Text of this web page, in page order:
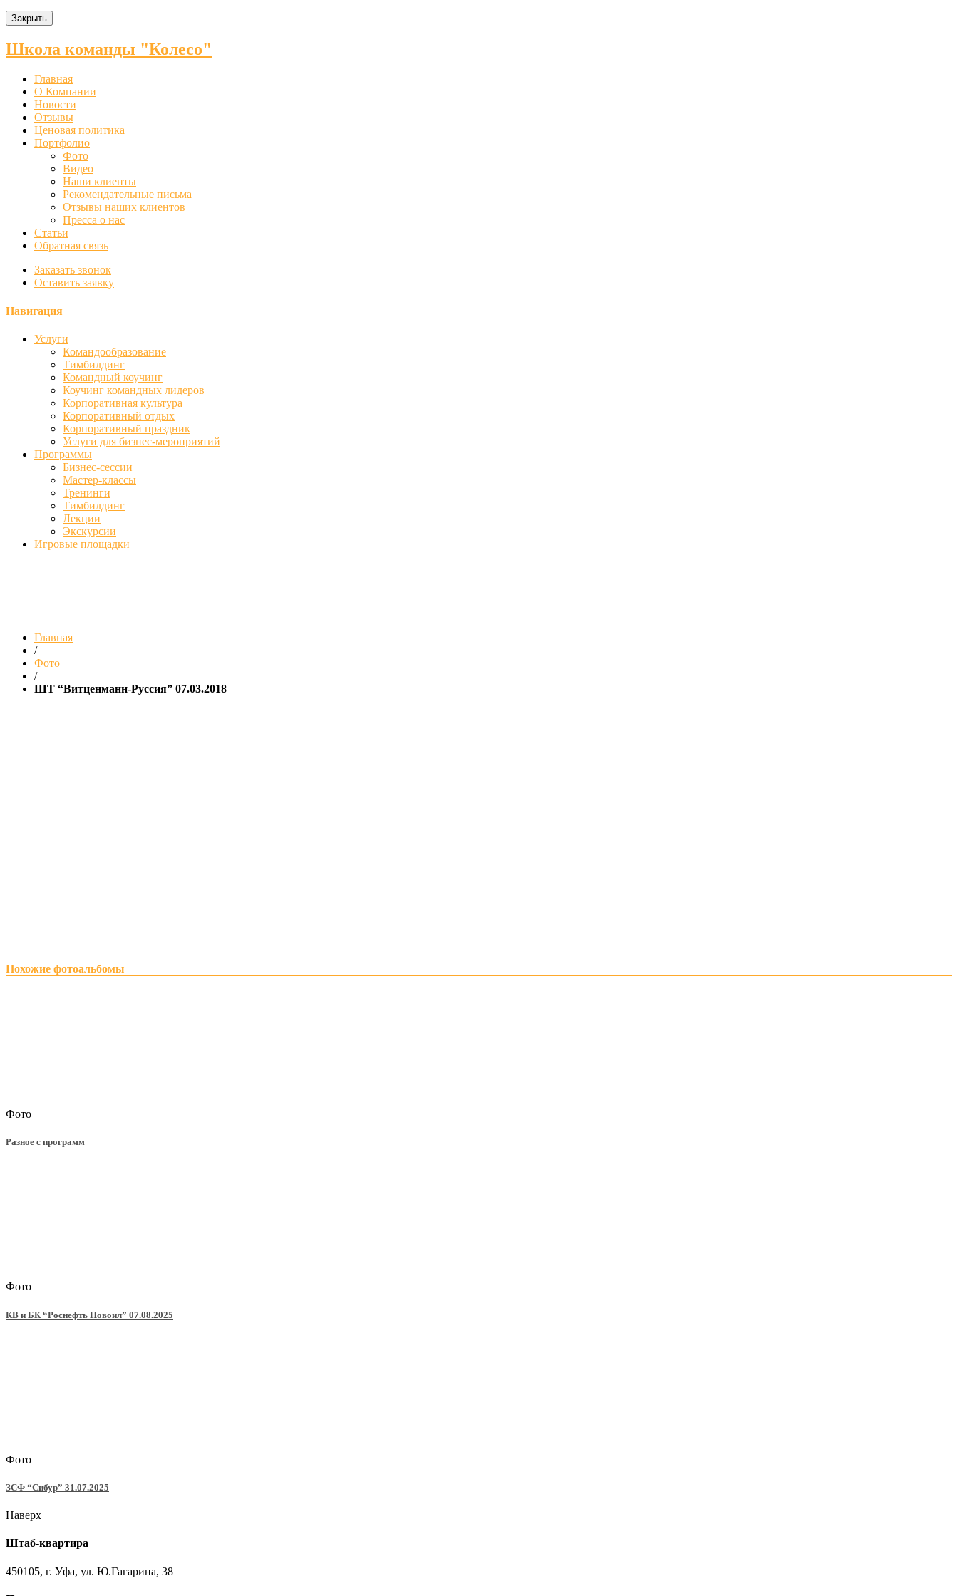
Закрыть
Школа команды "Колесо"
Главная
О Компании
Новости
Отзывы
Ценовая политика
Портфолио
Фото
Видео
Наши клиенты
Рекомендательные письма
Отзывы наших клиентов
Пресса о нас
Статьи
Обратная связь
Заказать звонок
Оставить заявку
Навигация
Услуги
Командообразование
Тимбилдинг
Командный коучинг
Коучинг командных лидеров
Корпоративная культура
Корпоративный отдых
Корпоративный праздник
Услуги для бизнес-мероприятий
Программы
Бизнес-сессии
Мастер-классы
Тренинги
Тимбилдинг
Лекции
Экскурсии
Игровые площадки
Главная
/
Фото
/
ШТ “Витценманн-Руссия” 07.03.2018
Похожие фотоальбомы
Фото
Разное с программ
Фото
КВ и БК “Роснефть Новоил” 07.08.2025
Фото
ЗСФ “Сибур” 31.07.2025
Наверх
Штаб-квартира
450105, г. Уфа, ул. Ю.Гагарина, 38